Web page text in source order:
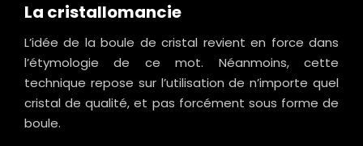
La cristallomancie
L’idée de la boule de cristal revient en force dans
l’étymologie de ce mot. Néanmoins, cette
technique repose sur l’utilisation de n’importe quel
cristal de qualité, et pas forcément sous forme de
boule.